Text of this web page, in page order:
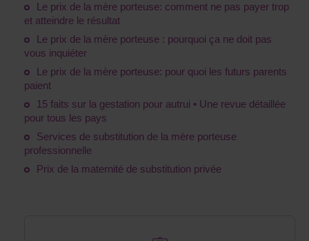
Le prix de la mère porteuse: comment ne pas payer trop
et atteindre le résultat
Le prix de la mère porteuse : pourquoi ça ne doit pas
vous inquiéter
Le prix de la mère porteuse: pour quoi les futurs parents
paient
15 faits sur la gestation pour autrui • Une revue détaillée
pour tous les pays
Services de substitution de la mère porteuse
professionnelle
Prix de la maternité de substitution privée